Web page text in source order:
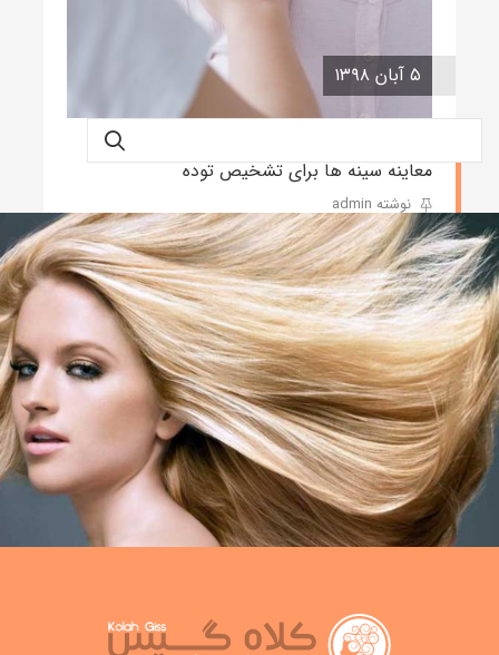
۵ آبان ۱۳۹۸
معاینه سینه ها برای تشخیص توده
نوشته admin